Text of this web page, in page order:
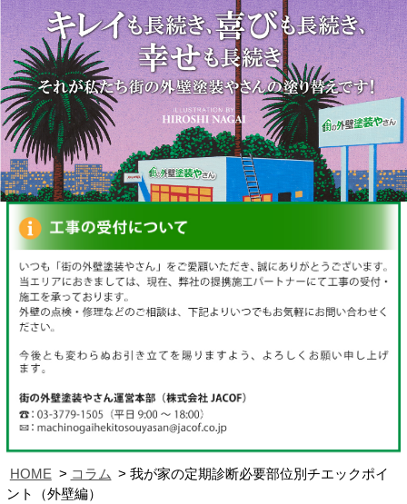
HOME コラム
我が家の定期診断必要部位別チエックポイ
ント（外壁編）